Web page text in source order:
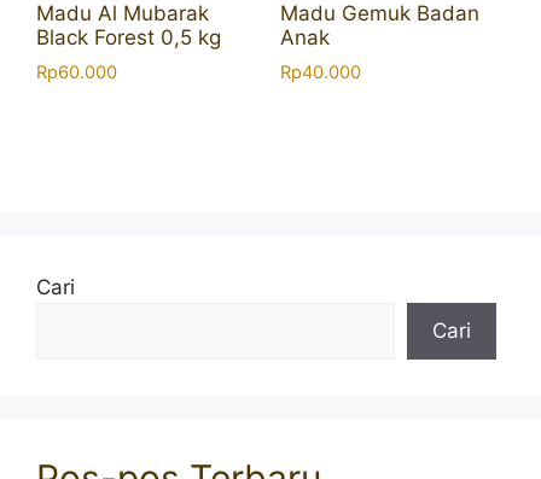
Madu Al Mubarak
Black Forest 0,5 kg
Rp60.000
Madu Gemuk Badan
Anak
Rp40.000
Cari
Cari